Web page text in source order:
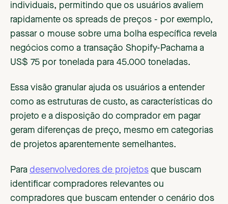
individuais, permitindo que os usuários avaliem
rapidamente os spreads de preços - por exemplo,
passar o mouse sobre uma bolha específica revela
negócios como a transação Shopify-Pachama a
US$ 75 por tonelada para 45.000 toneladas.
Essa visão granular ajuda os usuários a entender
como as estruturas de custo, as características do
projeto e a disposição do comprador em pagar
geram diferenças de preço, mesmo em categorias
de projetos aparentemente semelhantes.
Para desenvolvedores de projetos que buscam
identificar compradores relevantes ou
compradores que buscam entender o cenário dos